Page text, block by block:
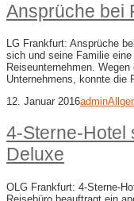
Ansprüche bei
LG Frankfurt: Ansprüche
sich und seine Familie
Reiseunternehmen.
Unternehmens, konnte die
12. Januar 2016admin
4-Sterne-Hotel
Deluxe
OLG Frankfurt: 4-Sterne-